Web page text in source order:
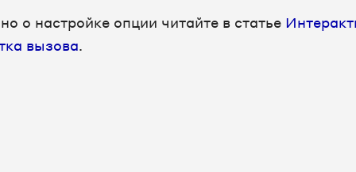
о настройке опции читайте в статье
вызова.